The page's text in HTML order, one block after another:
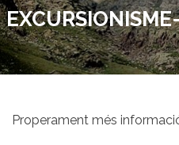
o
n
t
e
Properament més